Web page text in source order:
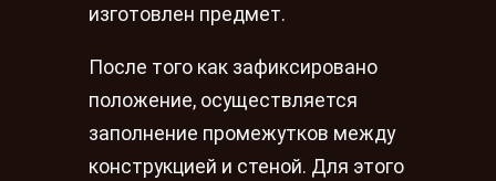
изготовлен предмет.
После того как зафиксировано
положение, осуществляется
заполнение промежутков между
конструкцией и стеной. Для этого